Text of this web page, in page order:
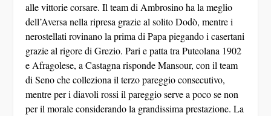
alle vittorie corsare. Il team di Ambrosino ha la meglio
dell’Aversa nella ripresa grazie al solito Dodò, mentre i
nerostellati rovinano la prima di Papa piegando i casertani
grazie al rigore di Grezio. Pari e patta tra Puteolana 1902
e Afragolese, a Castagna risponde Mansour, con il team
di Seno che colleziona il terzo pareggio consecutivo,
mentre per i diavoli rossi il pareggio serve a poco se non
per il morale considerando la grandissima prestazione. La